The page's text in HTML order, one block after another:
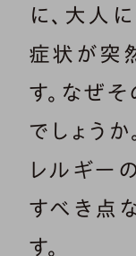
に、大人
症状が突
す。なぜ
でしょう
レルギー
すべき点
す。